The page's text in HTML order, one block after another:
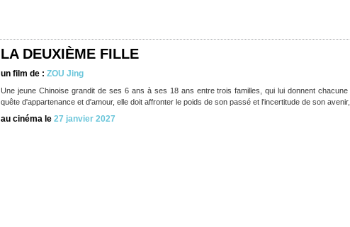
LA DEUXIÈME FILLE
un film de : ZOU Jing
Une jeune Chinoise grandit de ses 6 ans à ses 18 ans entre trois familles, qui lui donnent
quête d'appartenance et d'amour, elle doit affronter le poids de son passé et l'incertitude de son
au cinéma le 27 janvier 2027